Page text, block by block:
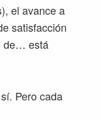
el avance a
satisfacción
de… está
Pero cada